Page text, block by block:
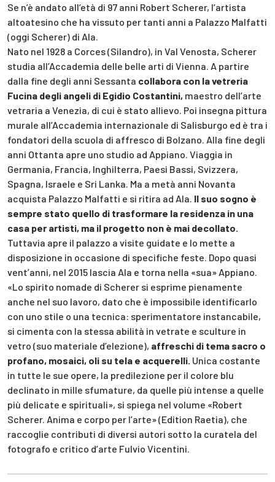
Se n’è andato all’età di 97 anni Robert Scherer, l’artista
altoatesino che ha vissuto per tanti anni a Palazzo Malfatti
(oggi Scherer) di Ala.
Nato nel 1928 a Corces (Silandro), in Val Venosta, Scherer
studia all’Accademia delle belle arti di Vienna. A partire
dalla fine degli anni Sessanta collabora con la vetreria
Fucina degli angeli di Egidio Costantini, maestro dell’arte
vetraria a Venezia, di cui è stato allievo. Poi insegna pittura
murale all’Accademia internazionale di Salisburgo ed è tra i
fondatori della scuola di affresco di Bolzano. Alla fine degli
anni Ottanta apre uno studio ad Appiano. Viaggia in
Germania, Francia, Inghilterra, Paesi Bassi, Svizzera,
Spagna, Israele e Sri Lanka. Ma a metà anni Novanta
acquista Palazzo Malfatti e si ritira ad Ala. Il suo sogno è
sempre stato quello di trasformare la residenza in una
casa per artisti, ma il progetto non è mai decollato.
Tuttavia apre il palazzo a visite guidate e lo mette a
disposizione in occasione di specifiche feste. Dopo quasi
vent’anni, nel 2015 lascia Ala e torna nella «sua» Appiano.
«Lo spirito nomade di Scherer si esprime pienamente
anche nel suo lavoro, dato che è impossibile identificarlo
con uno stile o una tecnica: sperimentatore instancabile,
si cimenta con la stessa abilità in vetrate e sculture in
vetro (suo materiale d’elezione), affreschi di tema sacro o
profano, mosaici, oli su tela e acquerelli. Unica costante
in tutte le sue opere, la predilezione per il colore blu
declinato in mille sfumature, da quelle più intense a quelle
più delicate e spirituali», si spiega nel volume «Robert
Scherer. Anima e corpo per l’arte» (Edition Raetia), che
raccoglie contributi di diversi autori sotto la curatela del
fotografo e critico d’arte Fulvio Vicentini.